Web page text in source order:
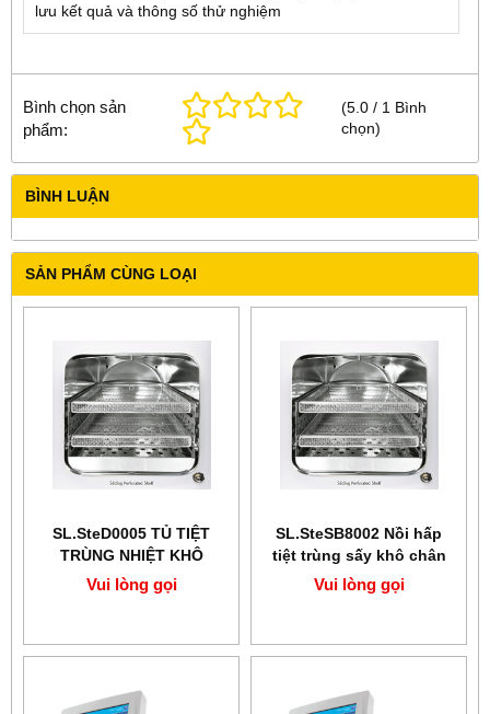
lưu kết quả và thông số thử nghiệm
Bình chọn sản
phẩm:
(5.0 / 1 Bình
chọn)
BÌNH LUẬN
SẢN PHẨM CÙNG LOẠI
SL.SteD0005 TỦ TIỆT
TRÙNG NHIỆT KHÔ
Vui lòng gọi
SL.SteSB8002 Nồi hấp
tiệt trùng sấy khô chân
không
Vui lòng gọi